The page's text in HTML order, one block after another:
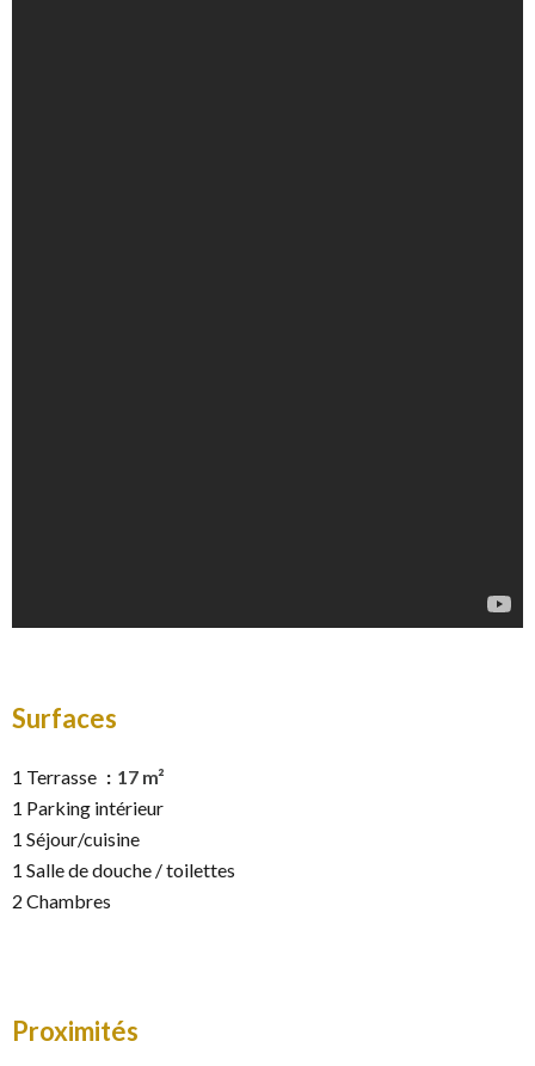
Surfaces
1 Terrasse
17 m²
1 Parking intérieur
1 Séjour/cuisine
1 Salle de douche / toilettes
2 Chambres
Proximités